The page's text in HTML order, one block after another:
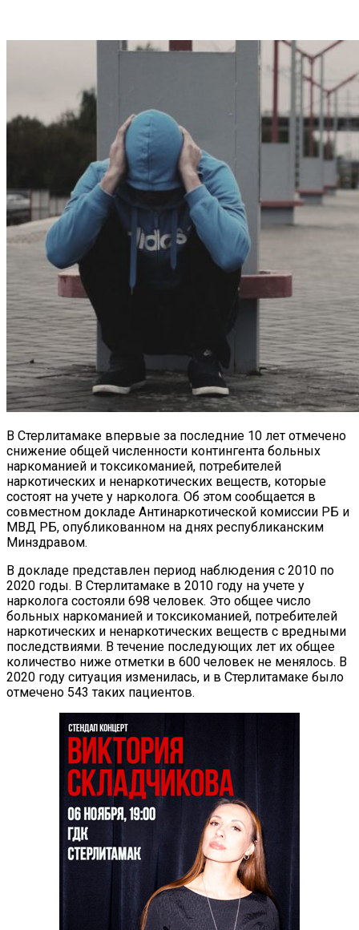
В Стерлитамаке впервые за последние 10 лет отмечено
снижение общей численности контингента больных
наркоманией и токсикоманией, потребителей
наркотических и ненаркотических веществ, которые
состоят на учете у нарколога. Об этом сообщается в
совместном докладе Антинаркотической комиссии РБ и
МВД РБ, опубликованном на днях республиканским
Минздравом.
В докладе представлен период наблюдения с 2010 по
2020 годы. В Стерлитамаке в 2010 году на учете у
нарколога состояли 698 человек. Это общее число
больных наркоманией и токсикоманией, потребителей
наркотических и ненаркотических веществ с вредными
последствиями. В течение последующих лет их общее
количество ниже отметки в 600 человек не менялось. В
2020 году ситуация изменилась, и в Стерлитамаке было
отмечено 543 таких пациентов.